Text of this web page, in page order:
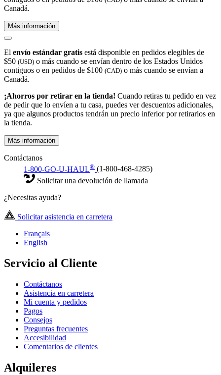
Canadá.
Más información
El envío estándar gratis está disponible en pedidos elegibles de
$50 (USD) o más cuando se envían dentro de los Estados Unidos
contiguos o en pedidos de $100 (CAD) o más cuando se envían a
Canadá.
¡Ahorros por retirar en la tienda! Cuando retiras tu pedido en vez
de pedir que lo envíen a tu casa, puedes ver descuentos adicionales,
ya que algunos productos tendrán un precio inferior por retirarlos en
la tienda.
Más información
Contáctanos
1-800-GO-U-HAUL® (1-800-468-4285)
Solicitar una devolución de llamada
¿Necesitas ayuda?
Solicitar asistencia en carretera
Français
English
Servicio al Cliente
Contáctanos
Asistencia en carretera
Mi cuenta y pedidos
Pagos
Consejos
Preguntas frecuentes
Accesibilidad
Comentarios de clientes
Alquileres